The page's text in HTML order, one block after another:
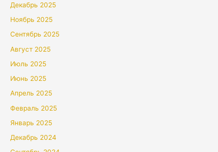
Декабрь 2025
Ноябрь 2025
Сентябрь 2025
Август 2025
Июль 2025
Июнь 2025
Апрель 2025
Февраль 2025
Январь 2025
Декабрь 2024